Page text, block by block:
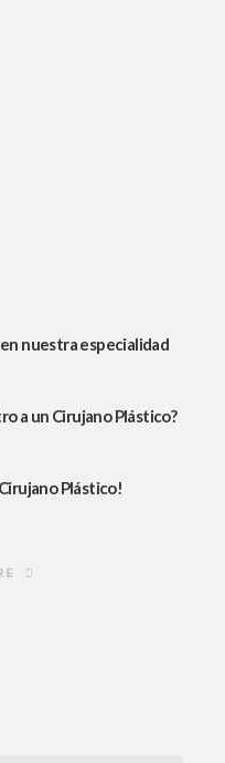
nuestra especialidad
a un Cirujano Plástico?
Plástico!